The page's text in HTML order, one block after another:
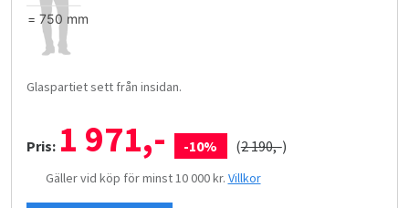
Glaspartiet sett från insidan.
Pris: 1 971,- -10% (2 190,-)
Gäller vid köp för minst 10 000 kr. Villkor